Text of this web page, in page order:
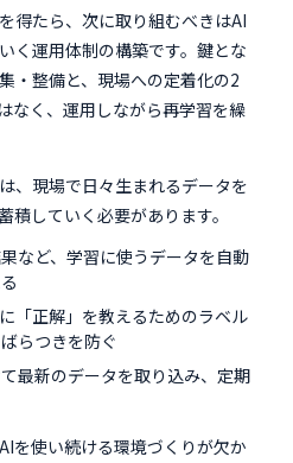
得たら、次に取り組むべきはAI
く運用体制の構築です。鍵とな
・整備と、現場への定着化の2
なく、運用しながら再学習を繰
、現場で日々生まれるデータを
していく必要があります。
など、学習に使うデータを自動
「正解」を教えるためのラベル
らつきを防ぐ
最新のデータを取り込み、定期
を使い続ける環境づくりが欠か